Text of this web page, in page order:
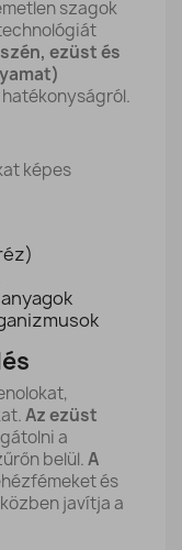
szagok
ezüst és
képes
Az ezüst
a
belül.A
és
javítja a